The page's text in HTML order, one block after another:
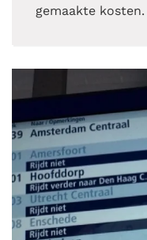
gemaakte kosten.